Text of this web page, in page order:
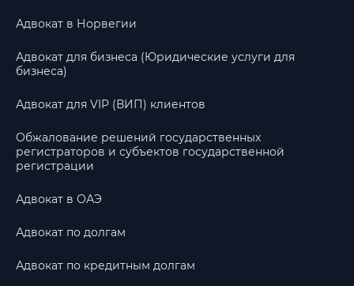
Адвокат в Норвегии
Адвокат для бизнеса (Юридические услуги для
бизнеса)
Адвокат для VIP (ВИП) клиентов
Обжалование решений государственных
регистраторов и субъектов государственной
регистрации
Адвокат в ОАЭ
Адвокат по долгам
Адвокат по кредитным долгам